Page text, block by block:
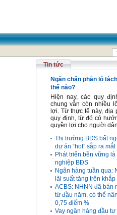
Tin tức
Ngăn chặn phân lô
thế nào?
Hiện nay, các quy
chung vẫn còn nhiều
lợi. Từ thực tế này,
quy định, từ đó có
quyền lợi cho người
Thị trường BĐS bất
dự án “hot” sắp ra mắt
Phát triển bền vững
nghiệp BĐS
Ngân hàng tuần qua:
lãi suất tăng trên
ACBS: NHNN đã bán
từ đầu năm, có thể
0,75 điểm %
Vay ngân hàng đầu